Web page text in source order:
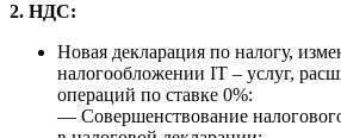
2. НДС:
Новая декларация по налогу,
налогообложении IT – услуг,
операций по ставке 0%:
— Совершенствование